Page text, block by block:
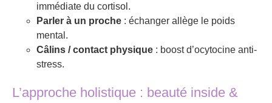
immédiate du cortisol.
Parler à un proche : échanger allège le poids
mental.
Câlins / contact physique : boost d’ocytocine anti-
stress.
L’approche holistique : beauté inside &